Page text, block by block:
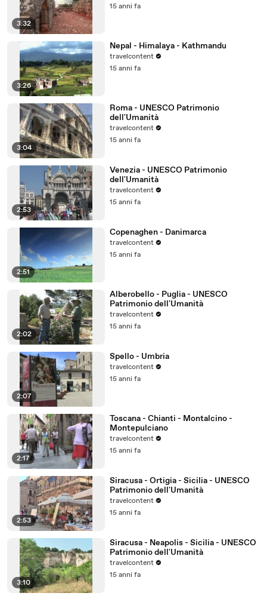
3:32
15 anni fa
3:26
Nepal - Himalaya - Kathmandu
travelcontent
15 anni fa
3:04
Roma - UNESCO Patrimonio
dell'Umanità
travelcontent
15 anni fa
2:53
Venezia - UNESCO Patrimonio
dell'Umanità
travelcontent
15 anni fa
2:51
Copenaghen - Danimarca
travelcontent
15 anni fa
2:02
Alberobello - Puglia - UNESCO
Patrimonio dell'Umanità
travelcontent
15 anni fa
2:07
Spello - Umbria
travelcontent
15 anni fa
2:17
Toscana - Chianti - Montalcino -
Montepulciano
travelcontent
15 anni fa
2:53
Siracusa - Ortigia - Sicilia - UNESCO
Patrimonio dell'Umanità
travelcontent
15 anni fa
3:10
Siracusa - Neapolis - Sicilia - UNESCO
Patrimonio dell'Umanità
travelcontent
15 anni fa